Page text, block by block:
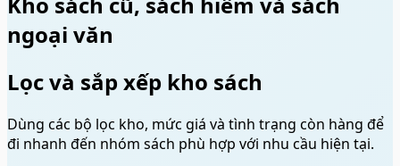
ngoại văn
Lọc và sắp xếp kho sách
Dùng các bộ lọc kho, mức giá và tình trạng còn hàng để
đi nhanh đến nhóm sách phù hợp với nhu cầu hiện tại.